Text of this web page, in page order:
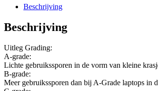
core-
i7-
gen-
14-
inch-
c-
grade
Beschrijving
Beschrijving
Uitleg Grading:
A-grade:
Lichte gebruikssporen in de vorm van kleine
B-grade:
Meer gebruikssporen dan bij A-Grade laptops in